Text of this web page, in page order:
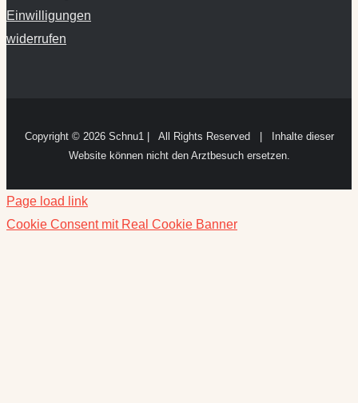
Einwilligungen
widerrufen
Copyright © 2026 Schnu1 | All Rights Reserved | Inhalte dieser
Website können nicht den Arztbesuch ersetzen.
Page load link
Cookie Consent mit Real Cookie Banner